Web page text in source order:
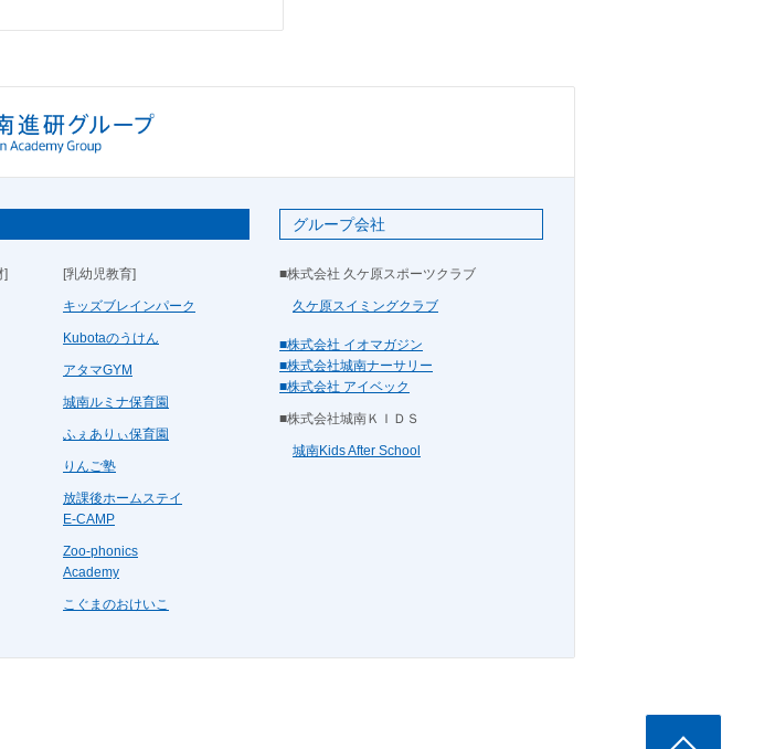
] [乳幼児教育]
キッズブレインパーク
Kubotaのうけん
アタマGYM
城南ルミナ保育園
ふぇありぃ保育園
りんご塾
放課後ホームステイ
E-CAMP
Zoo-phonics
Academy
こぐまのおけいこ
グループ会社
■株式会社 久ケ原スポーツクラブ
久ケ原スイミングクラブ
■株式会社 イオマガジン
■株式会社城南ナーサリー
■株式会社 アイベック
■株式会社城南ＫＩＤＳ
城南Kids After School